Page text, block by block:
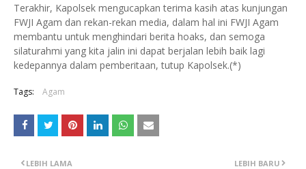
Terakhir, Kapolsek mengucapkan terima kasih atas kunjungan
FWJI Agam dan rekan-rekan media, dalam hal ini FWJI Agam
membantu untuk menghindari berita hoaks, dan semoga
silaturahmi yang kita jalin ini dapat berjalan lebih baik lagi
kedepannya dalam pemberitaan, tutup Kapolsek.(*)
Tags: Agam
LEBIH BARU
LEBIH LAMA